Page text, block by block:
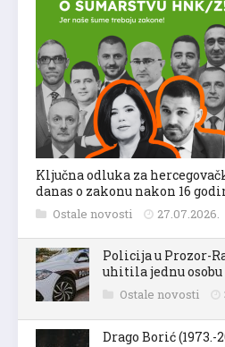
Ključna odluka za
danas o zakonu nakon 16
Ostale novosti 27.07.2026.
Policija u Prozor-
uhitila jednu osobu
Ostale novosti
Drago Borić (1973.-